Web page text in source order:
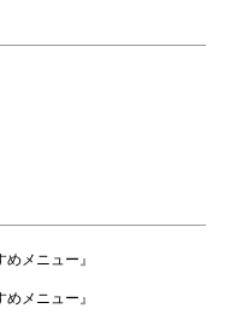
メニュー』
メニュー』